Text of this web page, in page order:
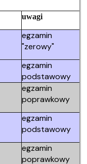
uwagi
egzamin
"zerowy"
egzamin
podstawowy
egzamin
poprawkowy
egzamin
podstawowy
egzamin
poprawkowy